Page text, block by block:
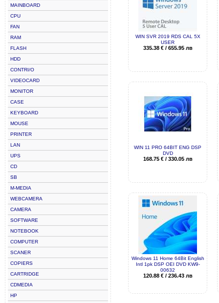
MAINBOARD
CPU
FAN
RAM
FLASH
HDD
CONTRI/O
VIDEOCARD
MONITOR
CASE
KEYBOARD
MOUSE
PRINTER
LAN
UPS
CD
SB
M-MEDIA
WEBCAMERA
CAMERA
SOFTWARE
NOTEBOOK
COMPUTER
SCANER
COPIERS
CARTRIDGE
CDMEDIA
HP
WIN SVR 2019 RDS CAL 5X
USER
335.38€/ 655.95 лв
WIN 11 PRO 64BIT ENG DSP
DVD
168.75€/ 330.05 лв
Windows 11 Home 64Bit English
Intl 1pk DSP OEI DVD KW9-
00632
120.88€/ 236.43 лв